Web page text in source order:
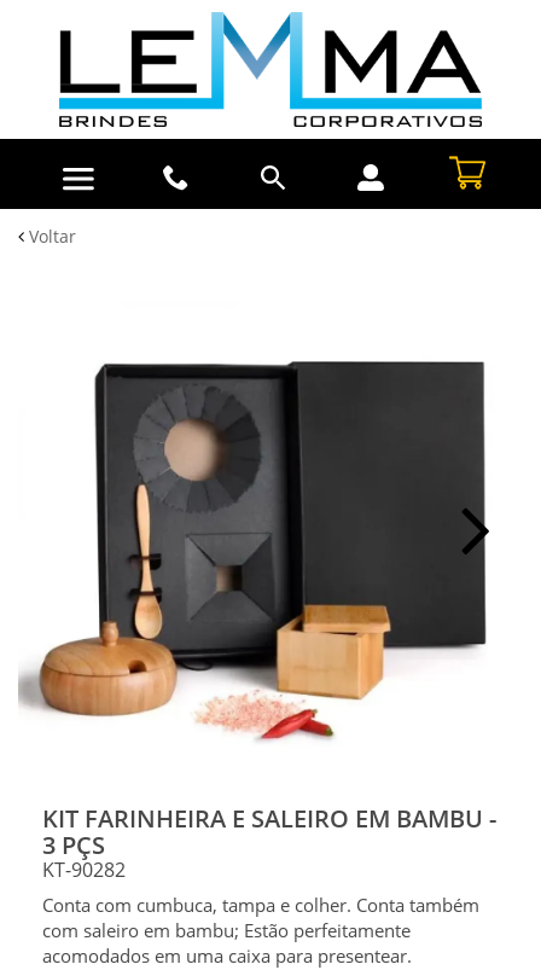
Voltar
KIT FARINHEIRA E SALEIRO EM BAMBU -
3 PÇS
KT-90282
Conta com cumbuca, tampa e colher. Conta também
com saleiro em bambu; Estão perfeitamente
acomodados em uma caixa para presentear.